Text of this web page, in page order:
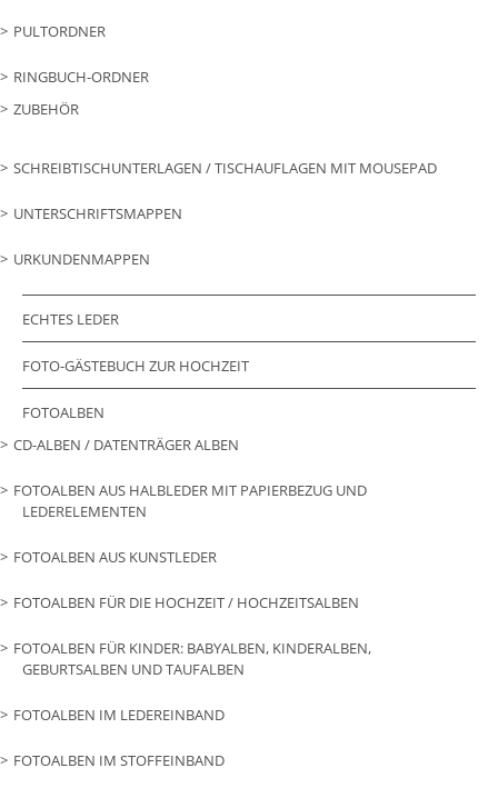
PULTORDNER
RINGBUCH-ORDNER
ZUBEHÖR
SCHREIBTISCHUNTERLAGEN / TISCHAUFLAGEN MIT MOUSEPAD
UNTERSCHRIFTSMAPPEN
URKUNDENMAPPEN
ECHTES LEDER
FOTO-GÄSTEBUCH ZUR HOCHZEIT
FOTOALBEN
CD-ALBEN / DATENTRÄGER ALBEN
FOTOALBEN AUS HALBLEDER MIT PAPIERBEZUG UND
LEDERELEMENTEN
FOTOALBEN AUS KUNSTLEDER
FOTOALBEN FÜR DIE HOCHZEIT / HOCHZEITSALBEN
FOTOALBEN FÜR KINDER: BABYALBEN, KINDERALBEN,
GEBURTSALBEN UND TAUFALBEN
FOTOALBEN IM LEDEREINBAND
FOTOALBEN IM STOFFEINBAND